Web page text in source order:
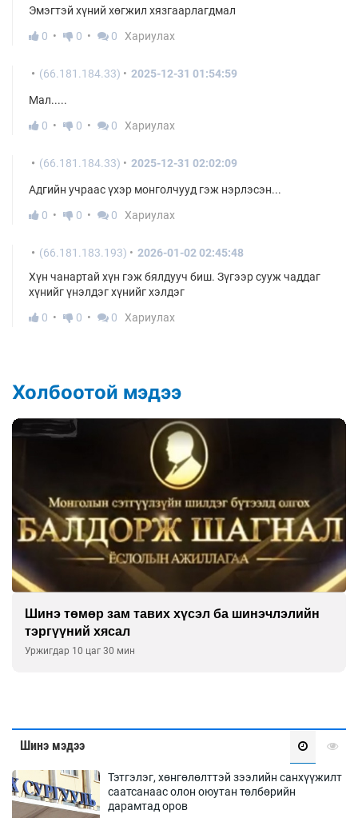
Эмэгтэй хүний хөгжил хязгаарлагдмал
0
0 0 Хариулах
(66.181.184.33) 2025-12-31 01:54:59
Мал.....
0
0 0 Хариулах
(66.181.184.33) 2025-12-31 02:02:09
Адгийн учраас үхэр монголчууд гэж нэрлэсэн...
0
0 0 Хариулах
(66.181.183.193)
2026-01-02 02:45:48
Хүн чанартай хүн гэж бялдууч биш. Зүгээр сууж чаддаг
хүнийг үнэлдэг хүнийг хэлдэг
0
0 0 Хариулах
Холбоотой мэдээ
Ашгийг нь хүртдэг шигээ рашаанаа тордъё
Уржигдар 09 цаг 00 мин
Шинэ мэдээ
Тэтгэлэг, хөнгөлөлттэй зээлийн санхүүжилт
саатсанаас олон оюутан төлбөрийн
дарамтад оров